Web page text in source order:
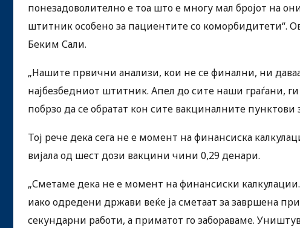
понезадоволително е тоа што е многу мал бројот на
штитник особено за пациентите со коморбидитети“.
Беким Сали.
„Нашите првични анализи, кои не се финални, ни
најбезбедниот штитник. Апел до сите наши граѓани,
побрзо да се обратат кон сите вакциналните пунктови
Тој рече дека сега не е момент на финансиска
вијала од шест дози вакцини чини 0,29 денари.
„Сметаме дека не е момент на финансиски
иако одредени држави веќе ја сметаат за завршена
секундарни работи, а приматот го забораваме.